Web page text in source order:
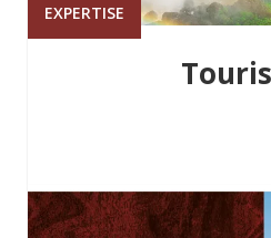
EXPERTISE